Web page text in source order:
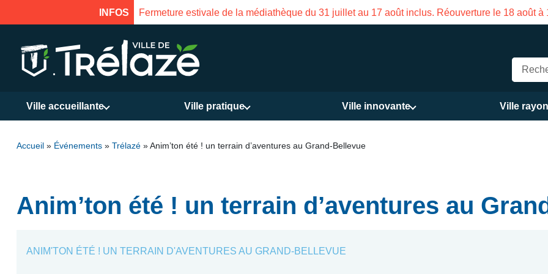
INFOS Fermeture estivale de la Maison des Services publics Vasco de Gama du 3 au 21 août
Ville accueillante Ville pratique Ville innovante Ville
Accueil » Événements » Trélazé » Anim’ton été ! un terrain d’aventures au Grand-Bellevue
Anim’ton été ! un terrain d’aventures au
ANIM'TON ÉTÉ ! UN TERRAIN D'AVENTURES AU GRAND-BELLEVUE